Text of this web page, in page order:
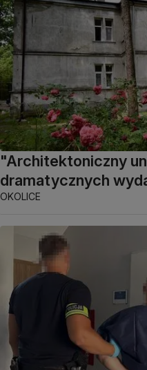
"Architektoniczny
dramatycznych
OKOLICE